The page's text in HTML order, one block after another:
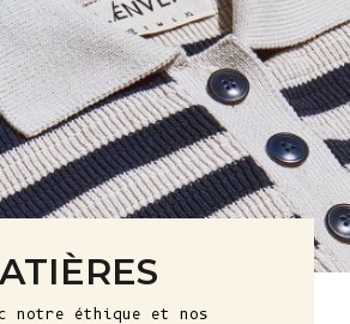
notre éthique et nos